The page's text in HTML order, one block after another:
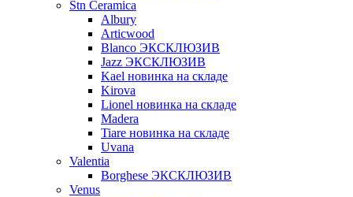
Stn Ceramica
Albury
Articwood
Blanco ЭКСКЛЮЗИВ
Jazz ЭКСКЛЮЗИВ
Kael новинка на складе
Kirova
Lionel новинка на складе
Madera
Tiare новинка на складе
Uvana
Valentia
Borghese ЭКСКЛЮЗИВ
Venus